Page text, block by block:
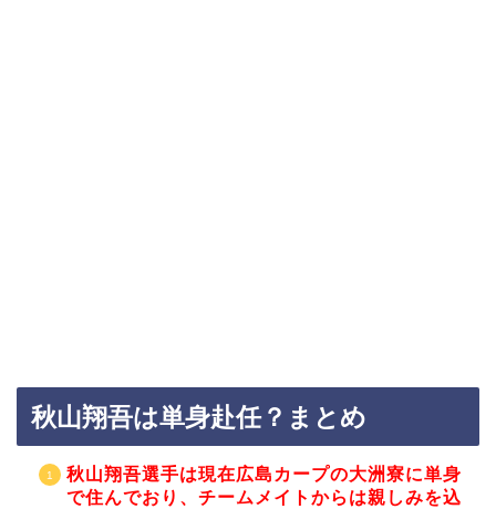
秋山翔吾は単身赴任？まとめ
秋山翔吾選手は現在広島カープの大洲寮に単身
で住んでおり、チームメイトからは親しみを込